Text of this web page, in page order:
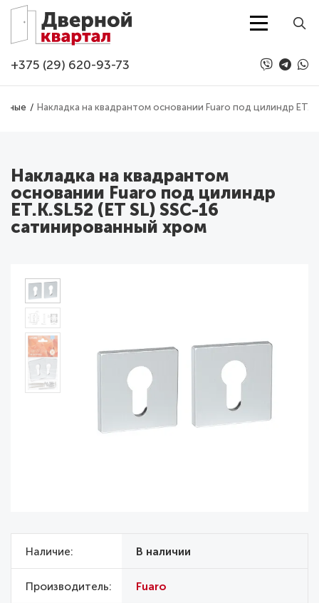
Перейти к основному содержанию
+375 (29) 620-93-73
Накладка на квадрантом основании Fuaro под цилиндр
Накладка на квадрантом
основании Fuaro под цилиндр
ET.K.SL52 (ET SL) SSC-16
сатинированный хром
Наличие В наличии
Производитель Fuaro